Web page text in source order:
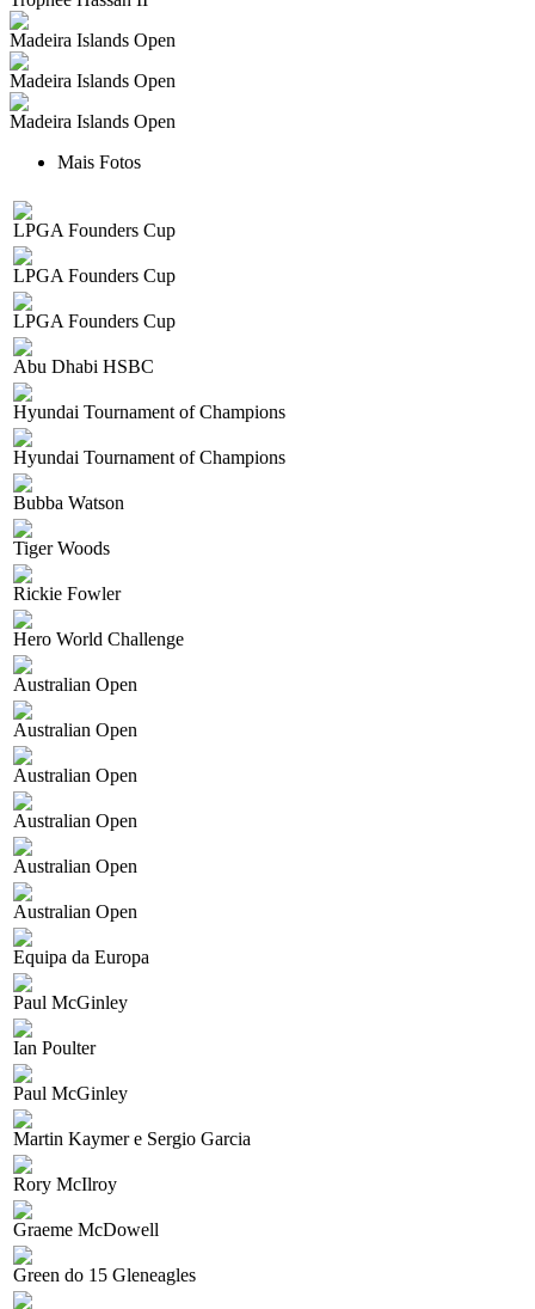
Madeira Islands Open
Madeira Islands Open
Madeira Islands Open
Mais Fotos
LPGA Founders Cup
LPGA Founders Cup
LPGA Founders Cup
Abu Dhabi HSBC
Hyundai Tournament of Champions
Hyundai Tournament of Champions
Bubba Watson
Tiger Woods
Rickie Fowler
Hero World Challenge
Australian Open
Australian Open
Australian Open
Australian Open
Australian Open
Australian Open
Equipa da Europa
Paul McGinley
Ian Poulter
Paul McGinley
Martin Kaymer e Sergio Garcia
Rory McIlroy
Graeme McDowell
Green do 15 Gleneagles